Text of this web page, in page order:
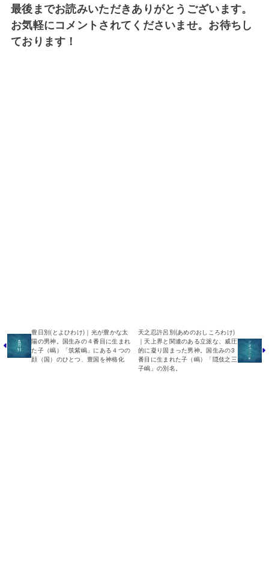
最後までお読みいただきありがとうございます。
お気軽にコメントされてくださいませ。お待ちし
ております！
豊日別(とよひわけ)｜光が豊かな太
陽の男神。国生みの４番目に生まれ
た子（嶋）「筑紫嶋」にある４つの
顔（国）のひとつ、豊国を神格化
天之忍許呂別(あめのおしころわけ)
｜天上界と関連のある立派な、威圧
的に凝り固まった男神。国生みの3
番目に生まれた子（嶋）「隠伎之三
子嶋」の別名。